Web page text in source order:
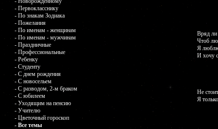
- Первокласснику
- По знакам Зодиака
- Пожелания
- По именам - женщинам
- По именам - мужчинам
- Праздничные
- Профессиональные
- Ребенку
- Студенту
- С днем рождения
- С новосельем
- С разводом, 2-м браком
- С юбилеем
- Уходящим на пенсию
- Учителю
- Цветочный гороскоп
- Все темы
Вряд ли
Чтоб
Я
И хочу
Не
Я